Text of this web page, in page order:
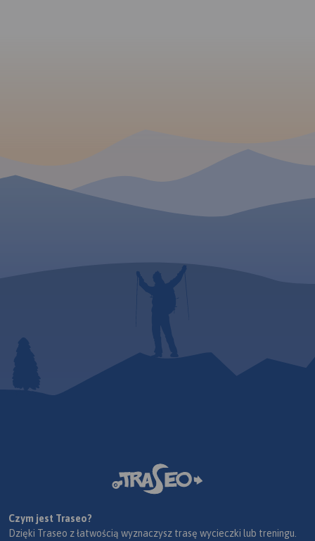
Czym jest Traseo?
Dzięki Traseo z łatwością wyznaczysz trasę wycieczki lub treningu.